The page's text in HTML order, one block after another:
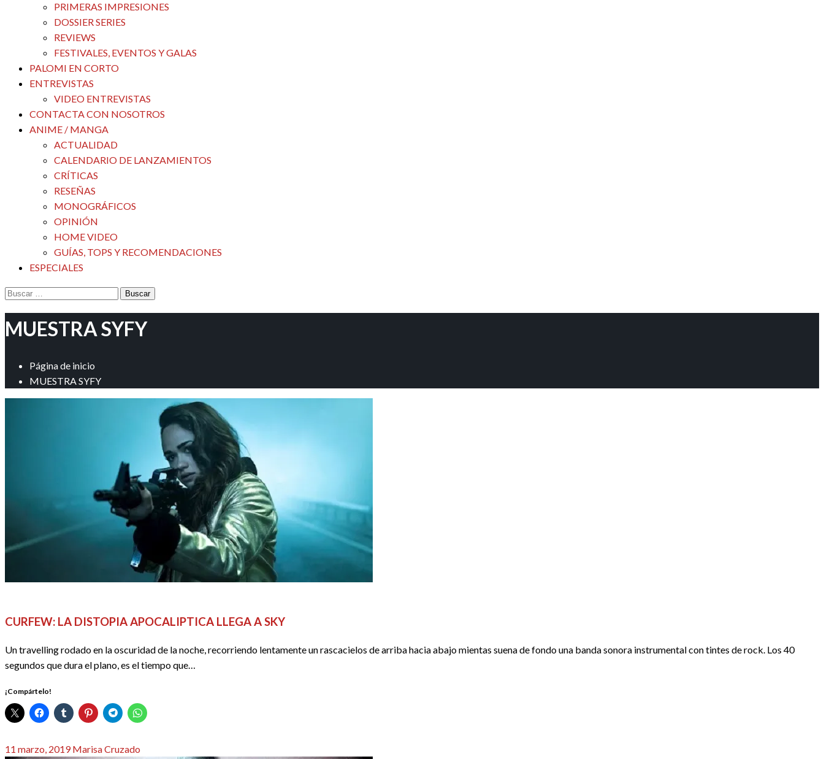
PRIMERAS IMPRESIONES
DOSSIER SERIES
REVIEWS
FESTIVALES, EVENTOS Y GALAS
PALOMI EN CORTO
ENTREVISTAS
VIDEO ENTREVISTAS
CONTACTA CON NOSOTROS
ANIME / MANGA
ACTUALIDAD
CALENDARIO DE LANZAMIENTOS
CRÍTICAS
RESEÑAS
MONOGRÁFICOS
OPINIÓN
HOME VIDEO
GUÍAS, TOPS Y RECOMENDACIONES
ESPECIALES
Buscar:
MUESTRA SYFY
Página de inicio
MUESTRA SYFY
CURFEW: LA DISTOPIA APOCALIPTICA LLEGA A SKY
Un travelling rodado en la oscuridad de la noche, recorriendo lentamente un rascacielos de arriba hacia abajo mientas suena de fondo una banda sonora instrumental con tintes de rock. Los 40
segundos que dura el plano, es el tiempo que…
¡Compártelo!
Publicado
11 marzo, 2019 Marisa Cruzado